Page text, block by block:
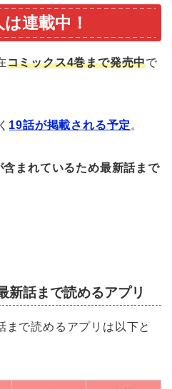
連載中！
コミックス4巻まで発売中で
19話が掲載される予定 。
まれているため最新話まで
新話まで読めるアプリ
まで読めるアプリは以下と